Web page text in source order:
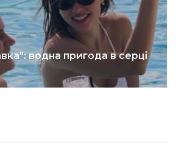
водна пригода в серці